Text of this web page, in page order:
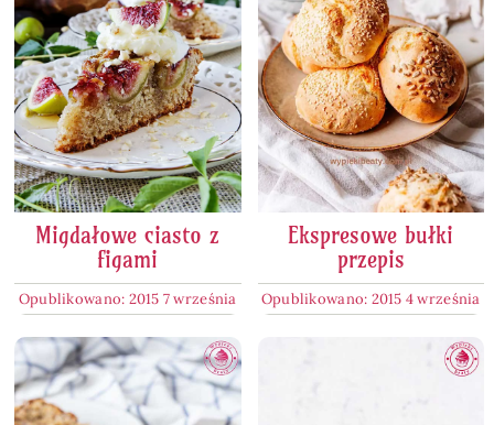
Migdałowe ciasto z
figami
Opublikowano: 2015 7 września
Ekspresowe bułki
przepis
Opublikowano: 2015 4 września